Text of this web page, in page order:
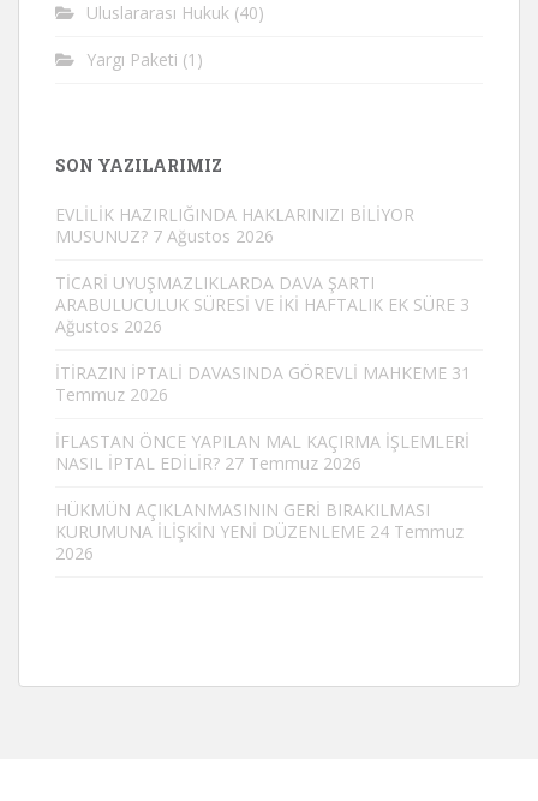
Uluslararası Hukuk (40)
Yargı Paketi (1)
SON YAZILARIMIZ
EVLİLİK HAZIRLIĞINDA HAKLARINIZI BİLİYOR
MUSUNUZ? 7 Ağustos 2026
TİCARİ UYUŞMAZLIKLARDA DAVA ŞARTI
ARABULUCULUK SÜRESİ VE İKİ HAFTALIK EK SÜRE 3
Ağustos 2026
İTİRAZIN İPTALİ DAVASINDA GÖREVLİ MAHKEME 31
Temmuz 2026
İFLASTAN ÖNCE YAPILAN MAL KAÇIRMA İŞLEMLERİ
NASIL İPTAL EDİLİR? 27 Temmuz 2026
HÜKMÜN AÇIKLANMASININ GERİ BIRAKILMASI
KURUMUNA İLİŞKİN YENİ DÜZENLEME 24 Temmuz
2026